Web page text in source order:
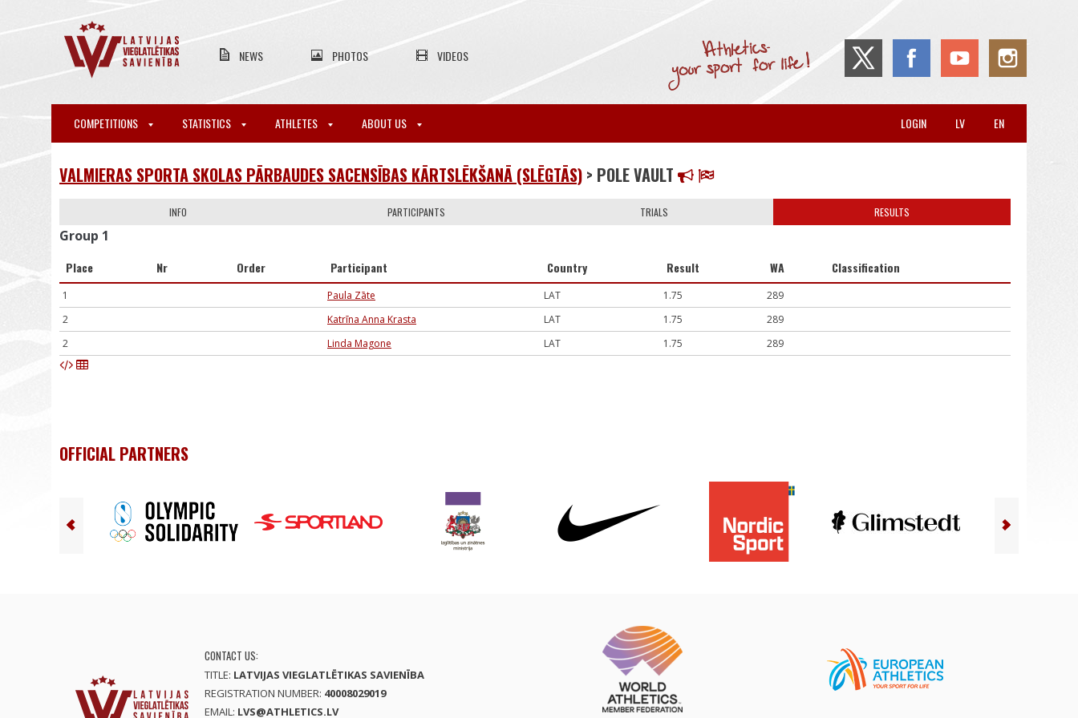
NEWS PHOTOS VIDEOS
COMPETITIONS STATISTICS ATHLETES ABOUT US EN
LV
LOGIN
VALMIERAS SPORTA SKOLAS PĀRBAUDES SACENSĪBAS KĀRTSLĒKŠANĀ (SLĒGTĀS) > POLE VAULT
INFO PARTICIPANTS TRIALS RESULTS
Group 1
Place Nr Order Participant Country Result WA Classification
1 Paula Zāte LAT 1.75
289
2
Katrīna Anna Krasta LAT 1.75
289
2
Linda Magone LAT 1.75 289
OFFICIAL PARTNERS
CONTACT US:
TITLE: LATVIJAS VIEGLATLĒTIKAS SAVIENĪBA
REGISTRATION NUMBER: 40008029019
EMAIL: LVS@ATHLETICS.LV